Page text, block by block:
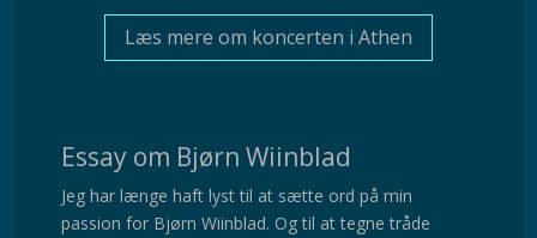
Læs mere om koncerten i Athen
Essay om Bjørn Wiinblad
Jeg har længe haft lyst til at sætte ord på min
passion for Bjørn Wiinblad. Og til at tegne tråde